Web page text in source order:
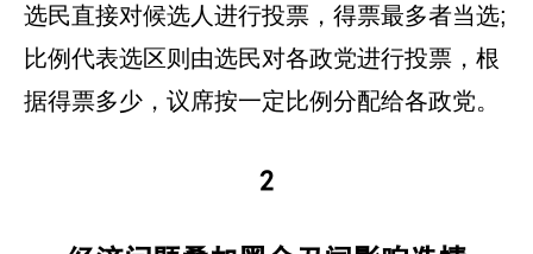
选民直接对候选人进行投票，得票最多者当选;
比例代表选区则由选民对各政党进行投票，根
据得票多少，议席按一定比例分配给各政党。
2